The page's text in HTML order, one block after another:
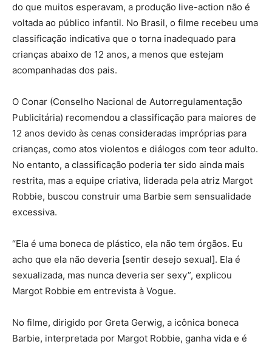
do que muitos esperavam, a produção live-action não é
voltada ao público infantil. No Brasil, o filme recebeu uma
classificação indicativa que o torna inadequado para
crianças abaixo de 12 anos, a menos que estejam
acompanhadas dos pais.
O Conar (Conselho Nacional de Autorregulamentação
Publicitária) recomendou a classificação para maiores de
12 anos devido às cenas consideradas impróprias para
crianças, como atos violentos e diálogos com teor adulto.
No entanto, a classificação poderia ter sido ainda mais
restrita, mas a equipe criativa, liderada pela atriz Margot
Robbie, buscou construir uma Barbie sem sensualidade
excessiva.
“Ela é uma boneca de plástico, ela não tem órgãos. Eu
acho que ela não deveria [sentir desejo sexual]. Ela é
sexualizada, mas nunca deveria ser sexy”, explicou
Margot Robbie em entrevista à Vogue.
No filme, dirigido por Greta Gerwig, a icônica boneca
Barbie, interpretada por Margot Robbie, ganha vida e é